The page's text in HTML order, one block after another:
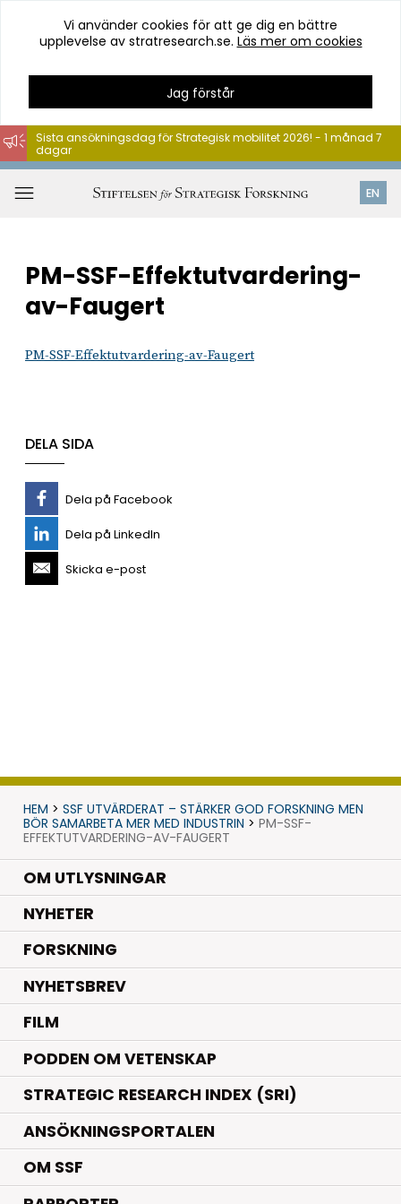
Hoppa
till
innehåll
Vi använder cookies för att ge dig en bättre
upplevelse av stratresearch.se. Läs mer om cookies
Jag förstår
EN
Sista ansökningsdag för Strategisk mobilitet 2026! - 1 månad 7
dagar
PM-SSF-Effektutvardering-
av-Faugert
PM-SSF-Effektutvardering-av-Faugert
DELA SIDA
Dela på Facebook
Dela på LinkedIn
Skicka e-post
HEM > SSF UTVÄRDERAT – STÄRKER GOD FORSKNING MEN
BÖR SAMARBETA MER MED INDUSTRIN > PM-SSF-
EFFEKTUTVARDERING-AV-FAUGERT
OM UTLYSNINGAR
NYHETER.
FORSKNING.
NYHETSBREV
FILM
PODDEN OM VETENSKAP
STRATEGIC RESEARCH INDEX (SRI)
ANSÖKNINGSPORTALEN
OM SSF